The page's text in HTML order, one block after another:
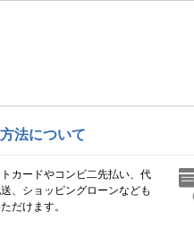
法について
カードやコンビ二先払い、代
、ショッピングローンなども
だけます。